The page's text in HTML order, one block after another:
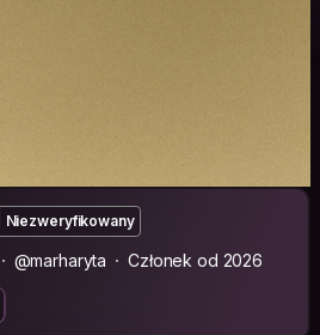
Niezweryfikowany
@marharyta Członek od 2026